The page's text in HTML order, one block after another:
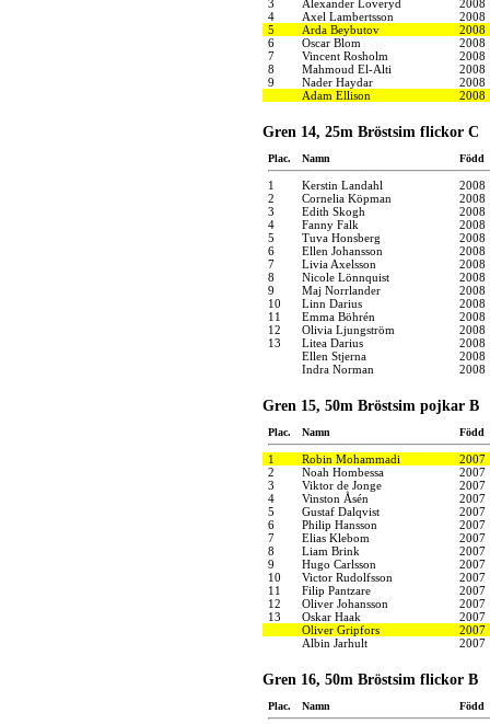
3
Alexander Loveryd
2008
4
Axel Lambertsson
2008
5
Arda Beybutov
2008
6
Oscar Blom
2008
7
Vincent Rosholm
2008
8
Mahmoud El-Alti
2008
9
Nader Haydar
2008
Adam Ellison
2008
Gren 14, 25m Bröstsim flickor C
Plac. Namn Född
1 Kerstin Landahl
2008
2
Cornelia Köpman
2008
3
Edith Skogh
2008
4
Fanny Falk
2008
5
Tuva Honsberg
2008
6
Ellen Johansson
2008
7
Livia Axelsson
2008
8
Nicole Lönnquist
2008
9
Maj Norrlander
2008
10
Linn Darius
2008
11
Emma Böhrén
2008
12
Olivia Ljungström
2008
13
Litea Darius
2008
Ellen Stjerna
2008
Indra Norman
2008
Gren 15, 50m Bröstsim pojkar B
Plac. Namn Född
1 Robin Mohammadi
2007
2
Noah Hombessa
2007
3
Viktor de Jonge
2007
4
Vinston Åsén
2007
5
Gustaf Dalqvist
2007
6
Philip Hansson
2007
7
Elias Klebom
2007
8
Liam Brink
2007
9
Hugo Carlsson
2007
10
Victor Rudolfsson
2007
11
Filip Pantzare
2007
12
Oliver Johansson
2007
13
Oskar Haak
2007
Oliver Gripfors
2007
Albin Jarhult
2007
Gren 16, 50m Bröstsim flickor B
Plac. Namn Född